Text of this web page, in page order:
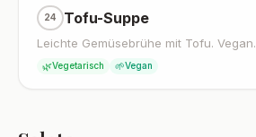
24 Tofu-Suppe
Leichte Gemüsebrühe mit Tofu. Vegan.
🌿Vegetarisch 🌱Vegan